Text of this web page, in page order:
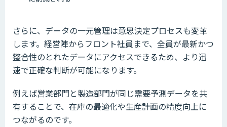
さらに、データの一元管理は意思決定プロセスも変革
します。経営陣からフロント社員まで、全員が最新かつ
整合性のとれたデータにアクセスできるため、より迅
速で正確な判断が可能になります。
例えば営業部門と製造部門が同じ需要予測データを共
有することで、在庫の最適化や生産計画の精度向上に
つながるのです。